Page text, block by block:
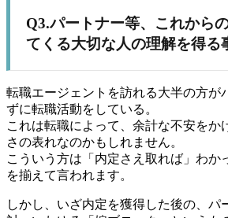
Q3.パートナー等、これから
てくる大切な人の理解を得る
転職エージェントを訪れる大半の方が
ずに転職活動をしている。
これは転職によって、余計な不安をか
さの表れなのかもしれません。
こういう方は「内定さえ取れば」わか
を揃えて言われます。
しかし、いざ内定を獲得した後の、パ